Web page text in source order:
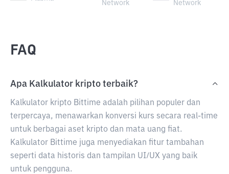
Network
Network
FAQ
Apa Kalkulator kripto terbaik?
Kalkulator kripto Bittime adalah pilihan populer dan
terpercaya, menawarkan konversi kurs secara real-time
untuk berbagai aset kripto dan mata uang fiat.
Kalkulator Bittime juga menyediakan fitur tambahan
seperti data historis dan tampilan UI/UX yang baik
untuk pengguna.